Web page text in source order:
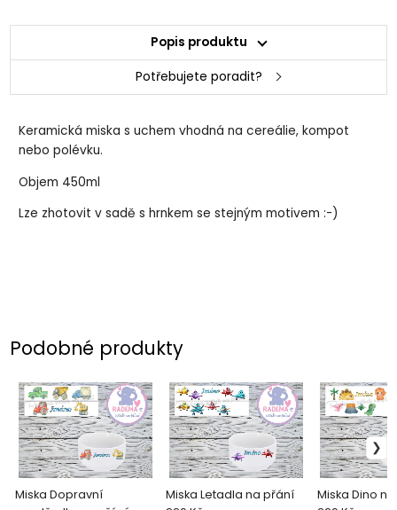
Popis produktu
Potřebujete poradit?
Keramická miska s uchem vhodná na cereálie, kompot
nebo polévku.
Objem 450ml
Lze zhotovit v sadě s hrnkem se stejným motivem :-)
Podobné produkty
Miska Dopravní
Miska Letadla na přání
Miska Dino